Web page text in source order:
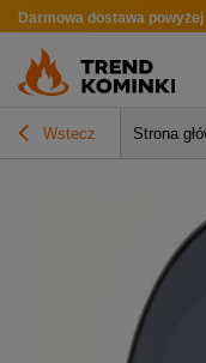
Darmowa dostawa powyżej
Wstecz Strona